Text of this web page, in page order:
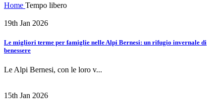
Home Tempo libero
19th Jan 2026
Le migliori terme per famiglie nelle Alpi Bernesi: un rifugio invernale di
benessere
Le Alpi Bernesi, con le loro v...
15th Jan 2026